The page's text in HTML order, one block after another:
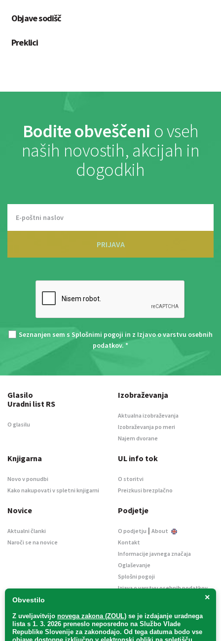
Objave sodišč
Preklici
Bodite obveščeni o vseh
naših novostih, akcijah in
dogodkih
PRIJAVA
Seznanjen sem s Splošnimi pogoji in z Izjavo o varstvu osebnih
podatkov. *
×
Obvestilo
Z uveljavitvijo novega zakona (ZOUL) se je izdajanje uradnega
lista s 1. 3. 2026 preneslo neposredno na Službo Vlade
Republike Slovenije za zakonodajo. Od tega datuma bodo vse
Glasilo
Uradni list RS
O glasilu
Izobraževanja
Aktualna izobraževanja
Izobraževanja po meri
Najem dvorane
Knjigarna
Novo v ponudbi
Kako nakupovati v spletni knjigarni
UL info tok
O storitvi
Preizkusi brezplačno
Novice
Aktualni članki
Naroči se na novice
Podjetje
O podjetju | About
Kontakt
Informacije javnega značaja
Oglaševanje
Splošni pogoji
Izjava o varstvu osebnih podatkov